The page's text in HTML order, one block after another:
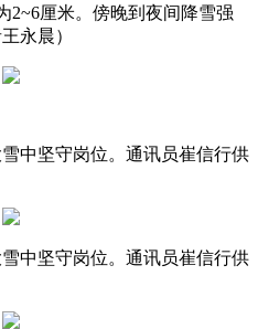
2~6厘米。傍晚到夜间降雪强
永晨）
中坚守岗位。通讯员崔信行供
中坚守岗位。通讯员崔信行供